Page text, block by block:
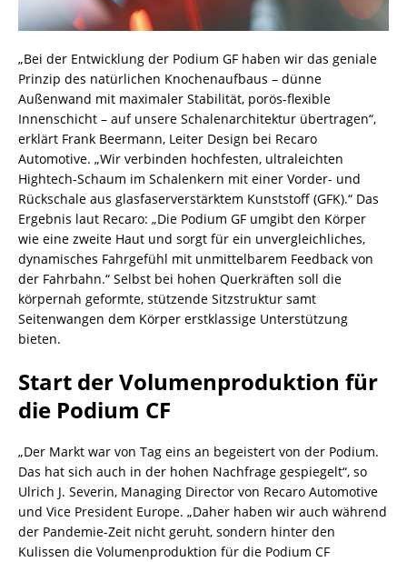
„Bei der Entwicklung der Podium GF haben wir das geniale
Prinzip des natürlichen Knochenaufbaus – dünne
Außenwand mit maximaler Stabilität, porös-flexible
Innenschicht – auf unsere Schalenarchitektur übertragen“,
erklärt Frank Beermann, Leiter Design bei Recaro
Automotive. „Wir verbinden hochfesten, ultraleichten
Hightech-Schaum im Schalenkern mit einer Vorder- und
Rückschale aus glasfaserverstärktem Kunststoff (GFK).“ Das
Ergebnis laut Recaro: „Die Podium GF umgibt den Körper
wie eine zweite Haut und sorgt für ein unvergleichliches,
dynamisches Fahrgefühl mit unmittelbarem Feedback von
der Fahrbahn.“ Selbst bei hohen Querkräften soll die
körpernah geformte, stützende Sitzstruktur samt
Seitenwangen dem Körper erstklassige Unterstützung
bieten.
Start der Volumenproduktion für
die Podium CF
„Der Markt war von Tag eins an begeistert von der Podium.
Das hat sich auch in der hohen Nachfrage gespiegelt“, so
Ulrich J. Severin, Managing Director von Recaro Automotive
und Vice President Europe. „Daher haben wir auch während
der Pandemie-Zeit nicht geruht, sondern hinter den
Kulissen die Volumenproduktion für die Podium CF